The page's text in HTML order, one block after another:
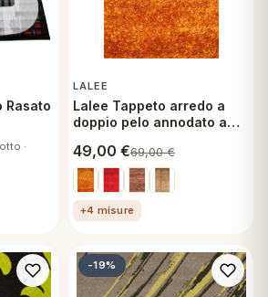
Rasato
·
LALEE
Lalee Tappeto arredo a
doppio pelo annodato a
60x110 cm Arancio
49,00 €69,00€
+4 misure
-19%